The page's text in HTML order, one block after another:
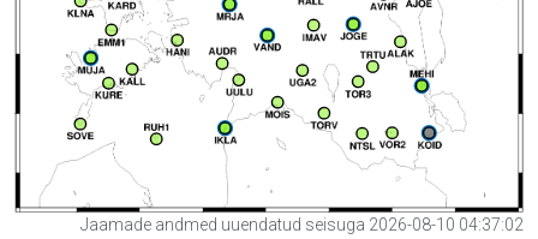
Jaamade andmed uuendatud seisuga 2026-08-10 04:37:02